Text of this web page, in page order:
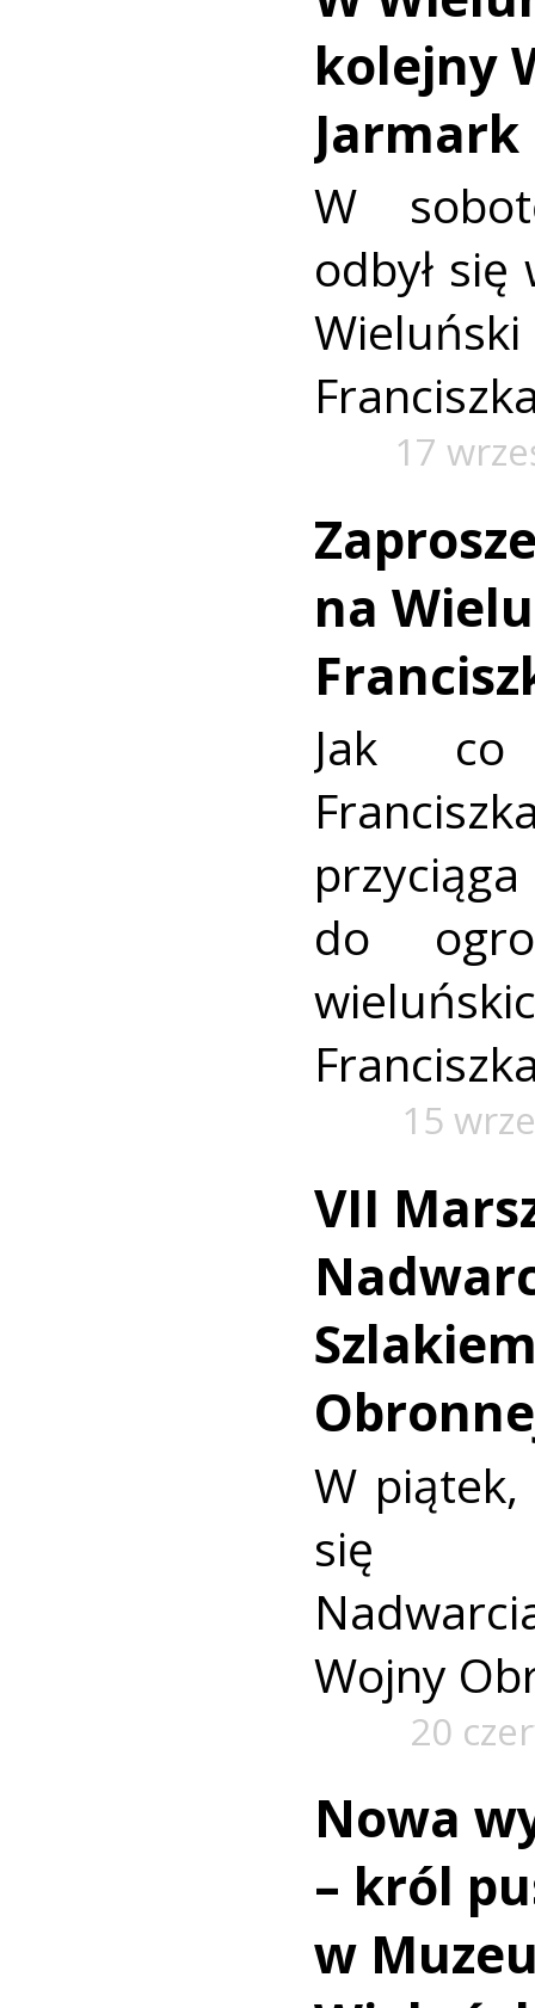
kolejny
W
odbył
17
na
Jak co
do
15
VII
W piątek,
się
Wojny
20
Nowa
– król
w